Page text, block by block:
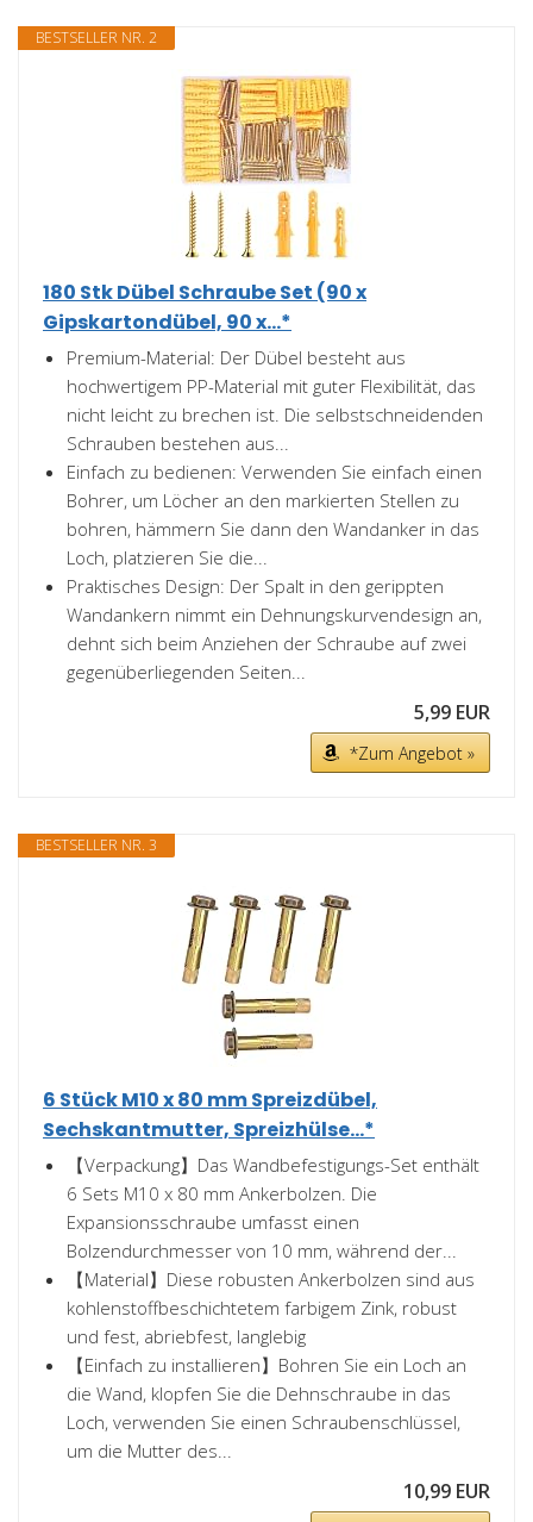
BESTSELLER NR. 2
180 Stk Dübel Schraube Set (90 x
Gipskartondübel, 90 x...*
Premium-Material: Der Dübel besteht aus
hochwertigem PP-Material mit guter Flexibilität, das
nicht leicht zu brechen ist. Die selbstschneidenden
Schrauben bestehen aus...
Einfach zu bedienen: Verwenden Sie einfach einen
Bohrer, um Löcher an den markierten Stellen zu
bohren, hämmern Sie dann den Wandanker in das
Loch, platzieren Sie die...
Praktisches Design: Der Spalt in den gerippten
Wandankern nimmt ein Dehnungskurvendesign an,
dehnt sich beim Anziehen der Schraube auf zwei
gegenüberliegenden Seiten...
5,99 EUR
*Zum Angebot »
BESTSELLER NR. 3
6 Stück M10 x 80 mm Spreizdübel,
Sechskantmutter, Spreizhülse...*
【Verpackung】Das Wandbefestigungs-Set enthält
6 Sets M10 x 80 mm Ankerbolzen. Die
Expansionsschraube umfasst einen
Bolzendurchmesser von 10 mm, während der...
【Material】Diese robusten Ankerbolzen sind aus
kohlenstoffbeschichtetem farbigem Zink, robust
und fest, abriebfest, langlebig
【Einfach zu installieren】Bohren Sie ein Loch an
die Wand, klopfen Sie die Dehnschraube in das
Loch, verwenden Sie einen Schraubenschlüssel,
um die Mutter des...
10,99 EUR